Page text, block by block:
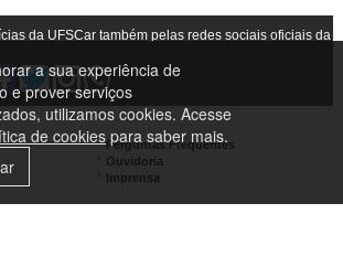
a sua experiência de
e prover serviços
utilizamos cookies. Acesse
de cookiespara saber mais.
da UFSCar também pelas redes sociais oficiais da
Perguntas Frequentes
Ouvidoria
Imprensa